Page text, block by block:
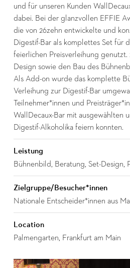
und für unseren Kunden
dabei. Bei der glanzvollen EFFIE
die von 26zehn entwickelte und
Digestif-Bar als komplettes Set für
feierlichen Preisverleihung genutzt.
Design sowie den Bau des
Als Add-on wurde das komplette
Verleihung zur Digestif-Bar
Teilnehmer*innen und
WallDecaux-Bar mit ausgewählten
Digestif-Alkoholika feiern konnten.
Leistung
Bühnenbild, Beratung, Set-Design,
Zielgruppe/Besucher*innen
Nationale Entscheider*innen aus
Location
Palmengarten, Frankfurt am Main